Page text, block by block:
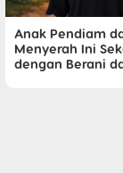
Anak Pendiam
Menyerah Ini
dengan Berani